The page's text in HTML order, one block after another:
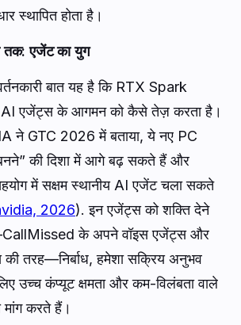
स्थापित होता है।
तक: एजेंट का युग
बात यह है कि RTX Spark
एजेंट्स के आगमन को कैसे तेज़ करता है।
ने GTC 2026 में बताया, ये नए PC
की दिशा में आगे बढ़ सकते हैं और
में सक्षम स्थानीय AI एजेंट चला सकते
2026). इन एजेंट्स को शक्ति देने
के अपने वॉइस एजेंट्स और
की तरह—निर्बाध, हमेशा सक्रिय अनुभव
उच्च कंप्यूट क्षमता और कम-विलंबता वाले
मांग करते हैं।